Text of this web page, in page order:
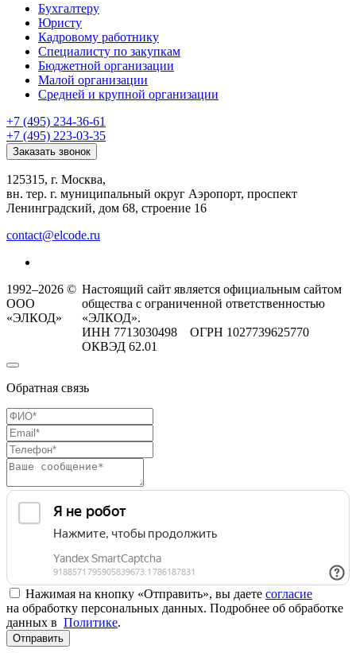
Бухгалтеру
Юристу
Кадровому работнику
Специалисту по закупкам
Бюджетной организации
Малой организации
Средней и крупной организации
+7 (495) 234-36-61
+7 (495) 223-03-35
Заказать звонок
125315, г. Москва,
вн. тер. г. муниципальный округ Аэропорт, проспект
Ленинградский, дом 68, строение 16
contact@elcode.ru
1992–2026 ©
ООО
«ЭЛКОД»
Настоящий сайт является официальным сайтом
общества с ограниченной ответственностью
«ЭЛКОД».
ИНН 7713030498 ОГРН 1027739625770
ОКВЭД 62.01
Обратная связь
Нажимая на кнопку «Отправить», вы даете согласие
на обработку персональных данных. Подробнее об обработке
данных в Политике.
Отправить